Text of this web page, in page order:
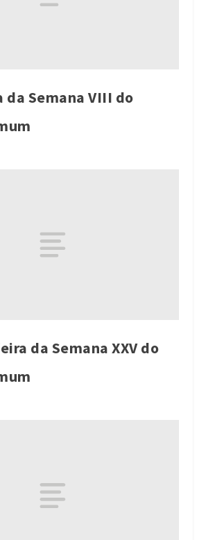
da Semana VIII do
da Semana XXV do